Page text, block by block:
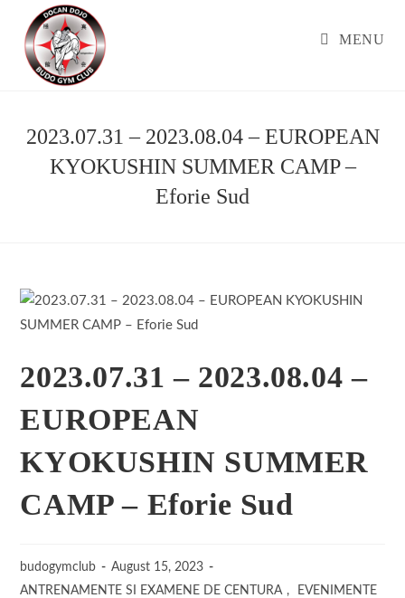
content
MENU
2023.07.31 – 2023.08.04 – EUROPEAN
KYOKUSHIN SUMMER CAMP –
Eforie Sud
2023.07.31 – 2023.08.04 –
EUROPEAN
KYOKUSHIN SUMMER
CAMP – Eforie Sud
budogymclub
August 15, 2023
ANTRENAMENTE SI EXAMENE DE CENTURA , EVENIMENTE